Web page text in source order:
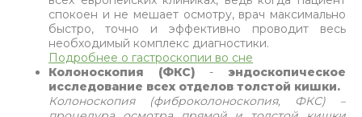
спокоен и не мешает осмотру, врач максимально
быстро, точно и эффективно проводит весь
необходимый комплекс диагностики.
Подробнее о гастроскопии во сне
Колоноскопия (ФКС) -эндоскопическое
исследование всех отделов толстой кишки.
Колоноскопия (фиброколоноскопия, ФКС) –